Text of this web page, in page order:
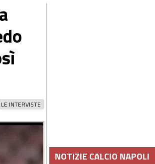
LE INTERVISTE
NOTIZIE CALCIO NAPOLI